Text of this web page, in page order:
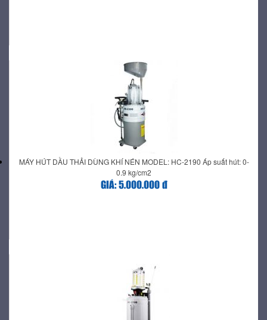
MÁY HÚT DẦU THẢI DÙNG KHÍ NÉN MODEL: HC-2190 Áp suất hút: 0-
0.9 kg/cm2
GIÁ: 5.000.000 đ